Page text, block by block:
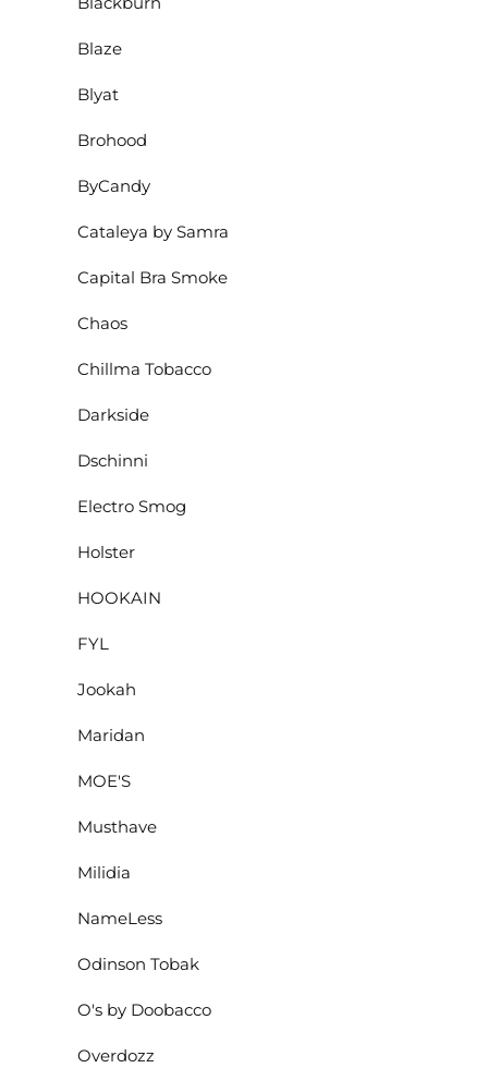
Blaze
Blyat
Brohood
ByCandy
Cataleya by Samra
Capital Bra Smoke
Chaos
Chillma Tobacco
Darkside
Dschinni
Electro Smog
Holster
HOOKAIN
FYL
Jookah
Maridan
MOE'S
Musthave
Milidia
NameLess
Odinson Tobak
O's by Doobacco
Overdozz